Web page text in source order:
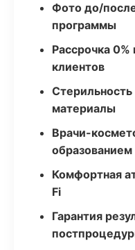
Фото до/
программы
Рассрочка
клиентов
материалы
Врачи-
образованием
Комфортная
Fi
Гарантия